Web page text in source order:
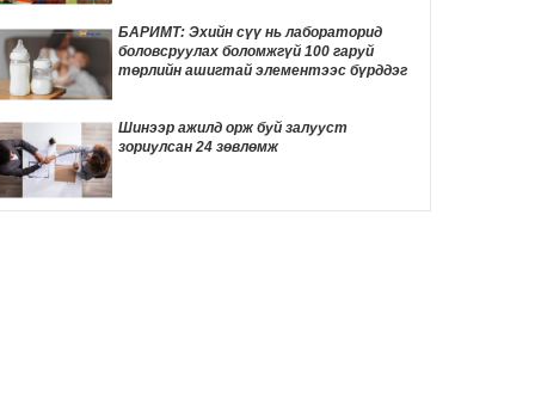
6 цаг 36 мин
Д.Трамп төрөлхийн иргэншлийг дахин
хязгаарлахыг оролдлоо
6 цаг 47 мин
Монелийн гудамжны авто замыг
өнөөдрөөс хааж, засварлана
БАРИМТ: Эхийн сүү нь лабораторид
боловсруулах боломжгүй 100 гаруй
төрлийн ашигтай элементээс бүрддэг
Шинээр ажилд орж буй залууст
зориулсан 24 зөвлөмж